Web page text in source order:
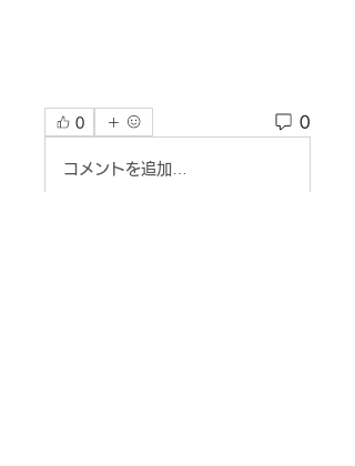
0 0
コメントを追加…